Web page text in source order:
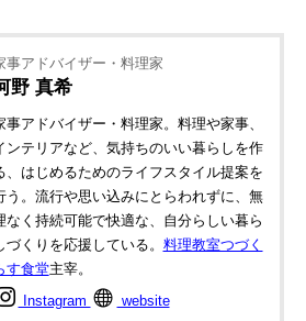
事アドバイザー・料理家
野 真希
事アドバイザー・料理家。料理や家事、
ンテリアなど、気持ちのいい暮らしを作
、はじめるためのライフスタイル提案を
う。流行や思い込みにとらわれずに、無
なく持続可能で快適な、自分らしい暮ら
づくりを応援している。 料理教室つづく
す食堂主宰。
Instagram website